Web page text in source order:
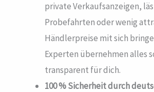
private Verkaufsanzeigen,
Probefahrten oder wenig
Händlerpreise mit sich
Experten übernehmen alles
transparent für dich.
100 % Sicherheit durch